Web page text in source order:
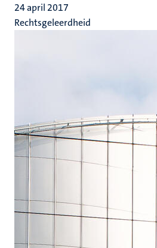
24 april 2017
Rechtsgeleerdheid